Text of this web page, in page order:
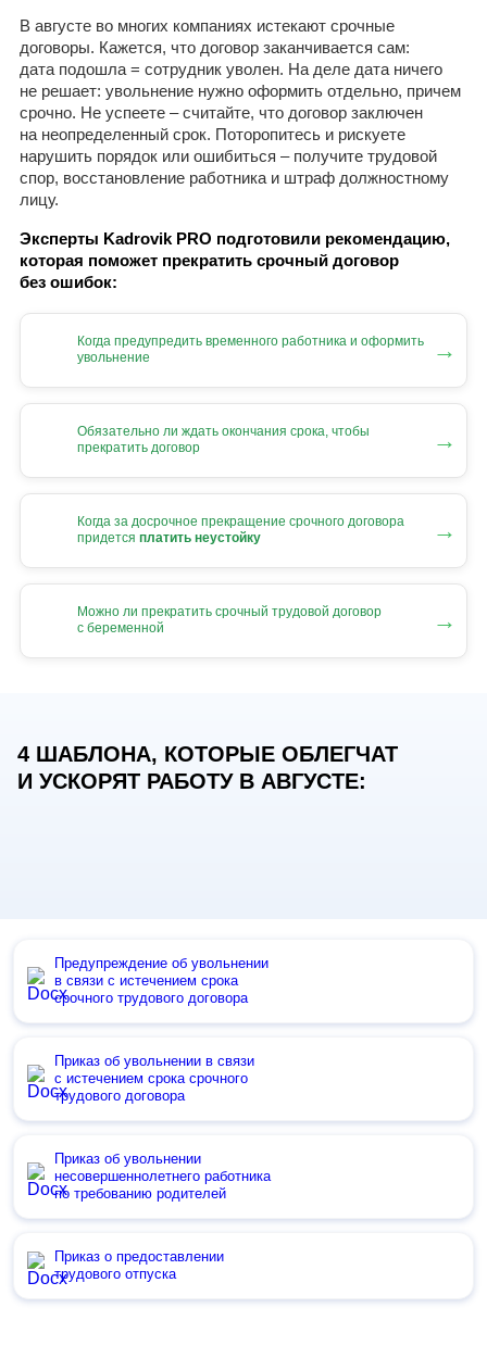
В августе во многих компаниях истекают срочные
договоры. Кажется, что договор заканчивается сам:
дата подошла = сотрудник уволен. На деле дата ничего
не решает: увольнение нужно оформить отдельно, причем
срочно. Не успеете – считайте, что договор заключен
на неопределенный срок. Поторопитесь и рискуете
нарушить порядок или ошибиться – получите трудовой
спор, восстановление работника и штраф должностному
лицу.
Эксперты Kadrovik PRO подготовили рекомендацию,
которая поможет прекратить срочный договор
без ошибок:
Когда предупредить временного работника и оформить
увольнение
→
Обязательно ли ждать окончания срока, чтобы
прекратить договор
→
Когда за досрочное прекращение срочного договора
придется платить неустойку →
Можно ли прекратить срочный трудовой договор
с беременной
→
4 ШАБЛОНА, КОТОРЫЕ ОБЛЕГЧАТ
И УСКОРЯТ РАБОТУ В АВГУСТЕ:
Предупреждение об увольнении
в связи с истечением срока
срочного трудового договора
Приказ об увольнении в связи
с истечением срока срочного
трудового договора
Приказ об увольнении
несовершеннолетнего работника
по требованию родителей
Приказ о предоставлении
трудового отпуска